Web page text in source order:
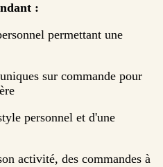
:
permettant une
sur commande pour
personnel et d'une
activité, des commandes à